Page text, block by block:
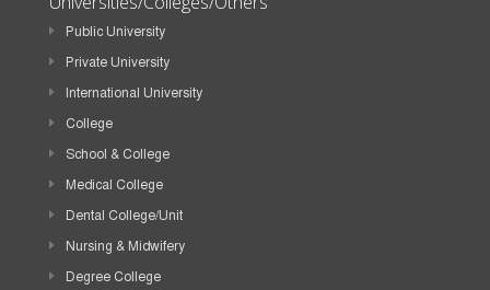
Public University
Private University
International University
College
School & College
Medical College
Dental College/Unit
Nursing & Midwifery
Degree College